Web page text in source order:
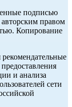
подписью
правом
Копирование
и анализа
сети